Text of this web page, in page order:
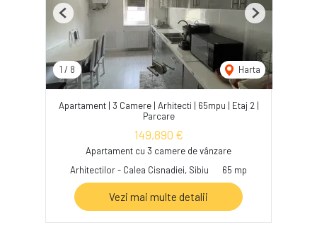
1 / 8 Harta
Previous Next
Apartament | 3 Camere | Arhitecti | 65mpu | Etaj 2 |
Parcare
149,890 €
Apartament cu 3 camere de vânzare
Arhitectilor - Calea Cisnadiei, Sibiu
65 mp
Vezi mai multe detalii